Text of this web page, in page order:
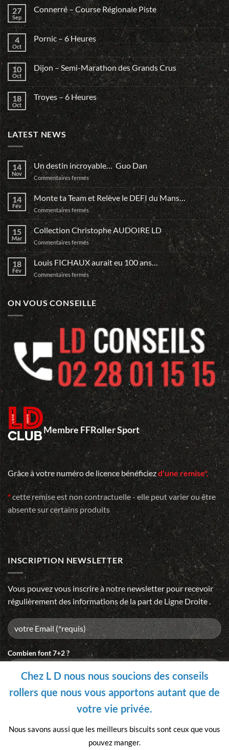
27
Sep
Connerré – Course Régionale Piste
4
Oct
Pornic – 6 Heures
10
Oct
Dijon – Semi-Marathon des Grands Crus
18
Oct
Troyes – 6 Heures
LATEST NEWS
14
Nov
Un destin incroyable… Guo Dan
Commentaires ferméssur
Un
destin
incroyable…
Guo
Dan
14
Fév
Monte ta Team et Relève le DEFI du Mans…
Commentaires ferméssur
Monte
ta
Team
et
Relève
le
DEFI
du
Mans…
15
Mar
Collection Christophe AUDOIRE LD
Commentaires ferméssur
Collection
Christophe
AUDOIRE
LD
18
Fév
Louis FICHAUX aurait eu 100 ans…
Commentaires ferméssur
Louis
FICHAUX
aurait
eu
100
ans…
ON VOUS CONSEILLE
Membre FFRoller Sport
Grâce à votre numéro de licence bénéficiezd'une remise*.
*cette remise est non contractuelle - elle peut varier ou être
absente sur certains produits
INSCRIPTION NEWSLETTER
Vous pouvez vous inscrire à notre newsletter pour recevoir
régulièrement des informations de la part de Ligne Droite .
Combien font 7+2 ?
Please
field
Chez L D nous nous soucions des conseils
rollers que nous vous apportons autant que de
votre vie privée.
Nous savons aussi que les meilleurs biscuits sont ceux que vous
pouvez manger.